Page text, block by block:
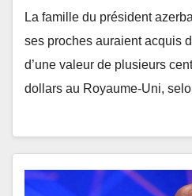
La famille du président
ses proches auraient acquis
d’une valeur de plusieurs
dollars au Royaume-Uni,